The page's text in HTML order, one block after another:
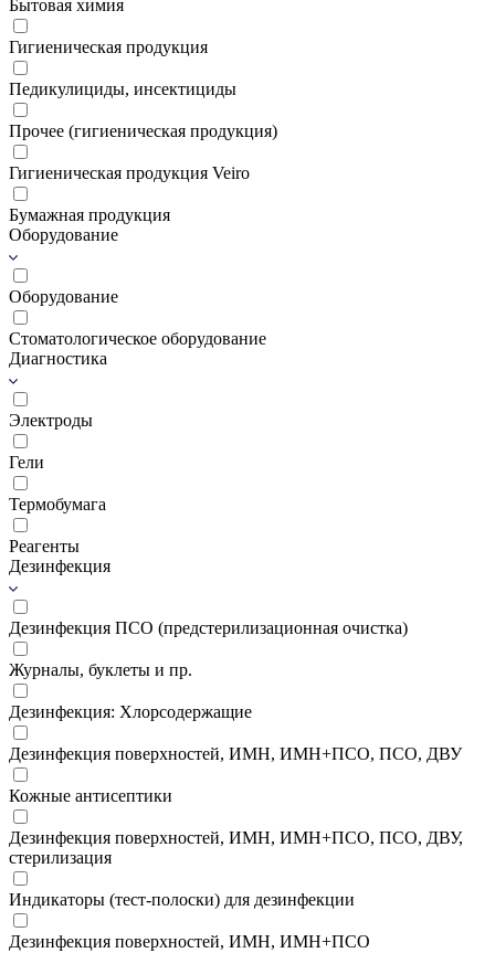
Бытовая химия
Гигиеническая продукция
Педикулициды, инсектициды
Прочее (гигиеническая продукция)
Гигиеническая продукция Veiro
Бумажная продукция
Оборудование
Оборудование
Стоматологическое оборудование
Диагностика
Электроды
Гели
Термобумага
Реагенты
Дезинфекция
Дезинфекция ПСО (предстерилизационная очистка)
Журналы, буклеты и пр.
Дезинфекция: Хлорсодержащие
Дезинфекция поверхностей, ИМН, ИМН+ПСО, ПСО, ДВУ
Кожные антисептики
Дезинфекция поверхностей, ИМН, ИМН+ПСО, ПСО, ДВУ,
стерилизация
Индикаторы (тест-полоски) для дезинфекции
Дезинфекция поверхностей, ИМН, ИМН+ПСО